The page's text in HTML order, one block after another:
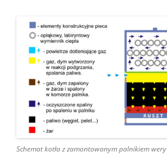
Schemat kotła z zamontowanym palnikiem wery